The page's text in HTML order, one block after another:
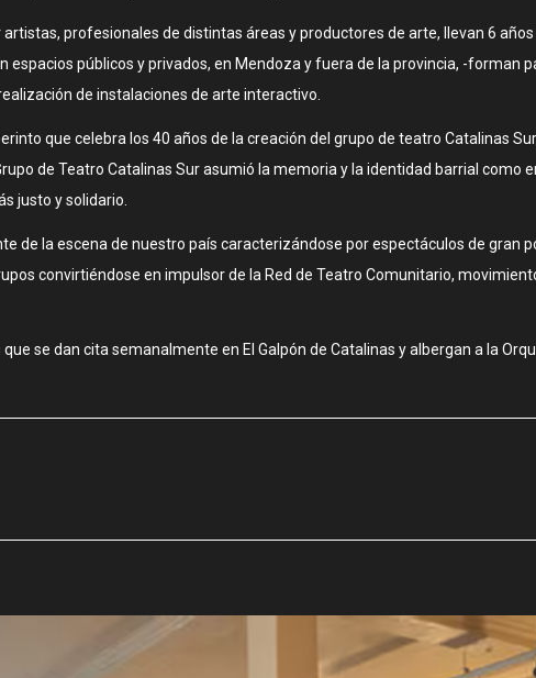
profesionales de distintas áreas y productores de arte, llevan 6
públicos y privados, en Mendoza y fuera de la provincia, -forman
de instalaciones de arte interactivo.
que celebra los 40 años de la creación del grupo de teatro Catalinas
de Teatro Catalinas Sur asumió la memoria y la identidad barrial como
justo y solidario.
de la escena de nuestro país caracterizándose por espectáculos de gran
convirtiéndose en impulsor de la Red de Teatro Comunitario,
se dan cita semanalmente en El Galpón de Catalinas y albergan a la